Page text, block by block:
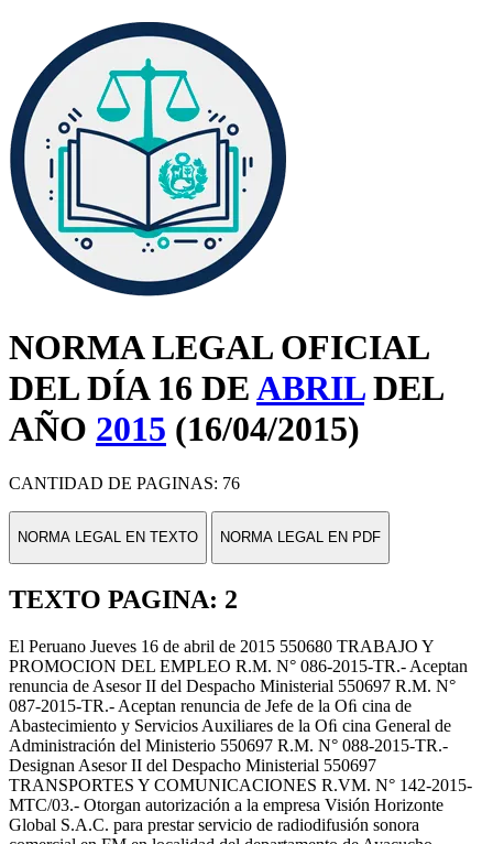
NORMA LEGAL OFICIAL
DEL DÍA 16 DEABRILDEL
AÑO 2015 (16/04/2015)
CANTIDAD DE PAGINAS: 76
NORMA LEGAL EN TEXTO NORMA LEGAL EN PDF
TEXTO PAGINA: 2
El Peruano Jueves 16 de abril de 2015 550680 TRABAJO Y
PROMOCION DEL EMPLEO R.M. N° 086-2015-TR.- Aceptan
renuncia de Asesor II del Despacho Ministerial 550697 R.M. N°
087-2015-TR.- Aceptan renuncia de Jefe de la Oﬁ cina de
Abastecimiento y Servicios Auxiliares de la Oﬁ cina General de
Administración del Ministerio 550697 R.M. N° 088-2015-TR.-
Designan Asesor II del Despacho Ministerial 550697
TRANSPORTES Y COMUNICACIONES R.VM. N° 142-2015-
MTC/03.- Otorgan autorización a la empresa Visión Horizonte
Global S.A.C. para prestar servicio de radiodifusión sonora